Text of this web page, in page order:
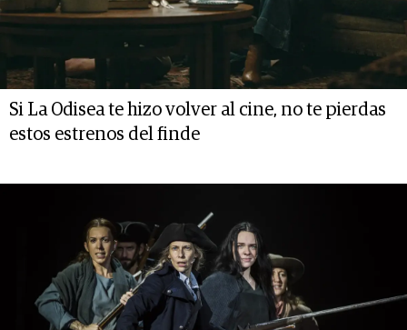
Si La Odisea te hizo volver al cine, no te pierdas
estos estrenos del finde